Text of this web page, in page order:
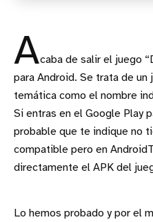
Acaba de salir el juego
para Android. Se trata de un
temática como el nombre
Si entras en el Google Play
probable que te indique no
compatible pero en
directamente el APK del
Lo hemos probado y por el